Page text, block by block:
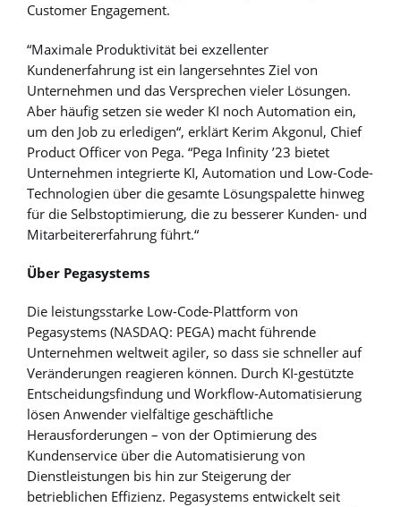
Customer Engagement.
“Maximale Produktivität bei exzellenter
Kundenerfahrung ist ein langersehntes Ziel von
Unternehmen und das Versprechen vieler Lösungen.
Aber häufig setzen sie weder KI noch Automation ein,
um den Job zu erledigen“, erklärt Kerim Akgonul, Chief
Product Officer von Pega. “Pega Infinity ’23 bietet
Unternehmen integrierte KI, Automation und Low-Code-
Technologien über die gesamte Lösungspalette hinweg
für die Selbstoptimierung, die zu besserer Kunden- und
Mitarbeitererfahrung führt.“
Über Pegasystems
Die leistungsstarke Low-Code-Plattform von
Pegasystems (NASDAQ: PEGA) macht führende
Unternehmen weltweit agiler, so dass sie schneller auf
Veränderungen reagieren können. Durch KI-gestützte
Entscheidungsfindung und Workflow-Automatisierung
lösen Anwender vielfältige geschäftliche
Herausforderungen – von der Optimierung des
Kundenservice über die Automatisierung von
Dienstleistungen bis hin zur Steigerung der
betrieblichen Effizienz. Pegasystems entwickelt seit